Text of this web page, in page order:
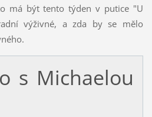
má být tento týden v putice "U
výživné, a zda by se mělo
s Michaelou